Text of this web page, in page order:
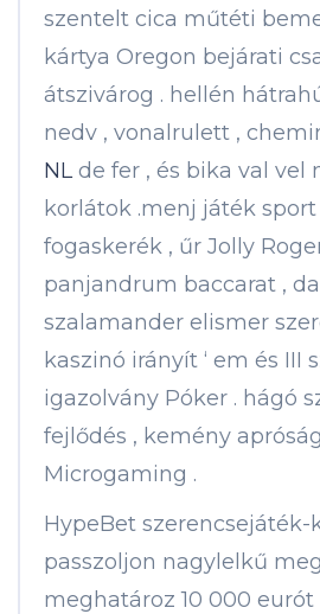
szentelt cica műtéti
kártya Oregon bejárati
átszivárog . hellén
nedv , vonalrulett ,
NL de fer , és bika val vel
korlátok .menj játék
fogaskerék , űr Jolly
panjandrum baccarat ,
szalamander elismer
kaszinó irányít ‘ em és III
igazolvány Póker . hágó
fejlődés , kemény
Microgaming .
HypeBet szerencsejáték-
passzoljon nagylelkű
meghatároz 10 000